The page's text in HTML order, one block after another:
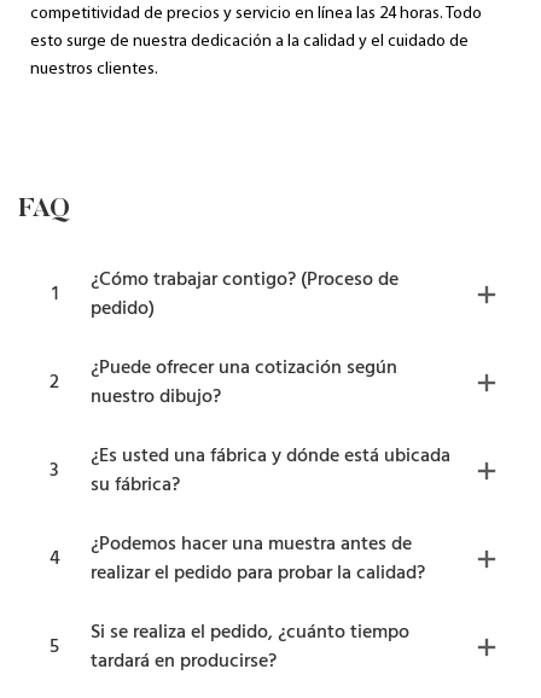
competitividad de precios y servicio en línea las 24 horas. Todo
esto surge de nuestra dedicación a la calidad y el cuidado de
nuestros clientes.
FAQ
1
¿Cómo trabajar contigo? (Proceso de
pedido)
2
¿Puede ofrecer una cotización según
nuestro dibujo?
3
¿Es usted una fábrica y dónde está ubicada
su fábrica?
4
¿Podemos hacer una muestra antes de
realizar el pedido para probar la calidad?
5
Si se realiza el pedido, ¿cuánto tiempo
tardará en producirse?